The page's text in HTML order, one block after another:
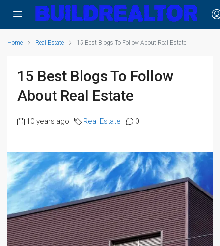
Home Real Estate 15 Best Blogs To Follow About Real Estate
15 Best Blogs To Follow
About Real Estate
10 years ago Real Estate 0